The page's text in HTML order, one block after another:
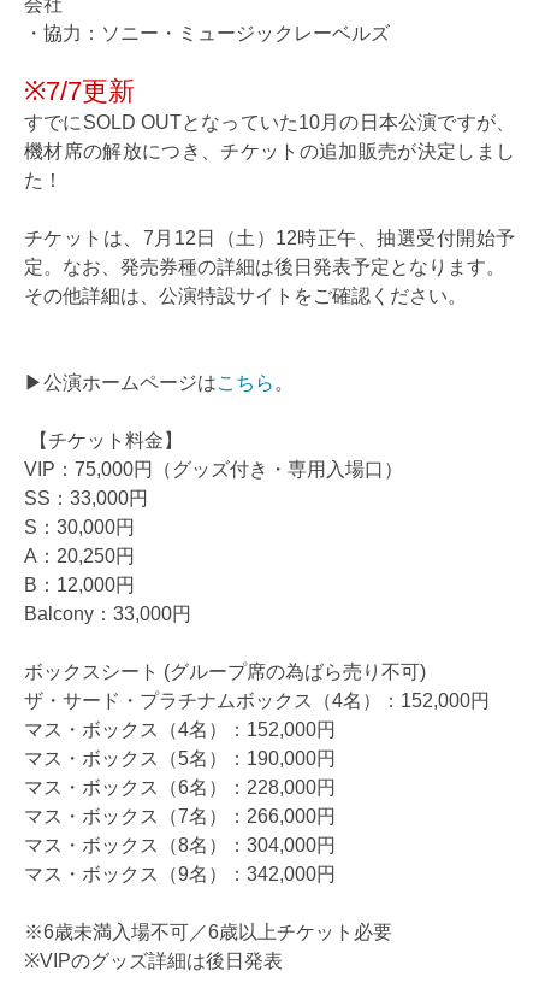
会社
・協力：ソニー・ミュージックレーベルズ
※7/7更新
すでにSOLD OUTとなっていた10月の日本公演ですが、
機材席の解放につき、チケットの追加販売が決定しまし
た！
チケットは、7月12日（土）12時正午、抽選受付開始予
定。なお、発売券種の詳細は後日発表予定となります。
その他詳細は、公演特設サイトをご確認ください。
▶公演ホームページはこちら 。
【チケット料金】
VIP：75,000円（グッズ付き・専用入場口）
SS：33,000円
S：30,000円
A：20,250円
B：12,000円
Balcony：33,000円
ボックスシート (グループ席の為ばら売り不可)
ザ・サード・プラチナムボックス（4名）：152,000円
マス・ボックス（4名）：152,000円
マス・ボックス（5名）：190,000円
マス・ボックス（6名）：228,000円
マス・ボックス（7名）：266,000円
マス・ボックス（8名）：304,000円
マス・ボックス（9名）：342,000円
※6歳未満入場不可／6歳以上チケット必要
※VIPのグッズ詳細は後日発表